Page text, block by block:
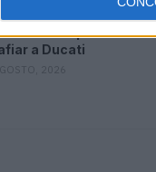
de Miguel Oliveira e
Petrucci para
a Ducati
2026